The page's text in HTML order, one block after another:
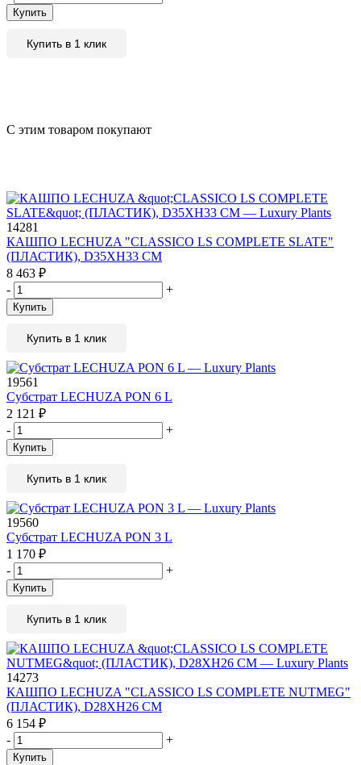
Купить
Купить в 1 клик
С этим товаром покупают
14281
КАШПО LECHUZA "CLASSICO LS COMPLETE SLATE"
(ПЛАСТИК), D35XH33 СМ
8 463 ₽
-
+
Купить
Купить в 1 клик
19561
Субстрат LECHUZA PON 6 L
2 121 ₽
-
+
Купить
Купить в 1 клик
19560
Субстрат LECHUZA PON 3 L
1 170 ₽
-
+
Купить
Купить в 1 клик
14273
КАШПО LECHUZA "CLASSICO LS COMPLETE NUTMEG"
(ПЛАСТИК), D28XH26 СМ
6 154 ₽
-
+
Купить